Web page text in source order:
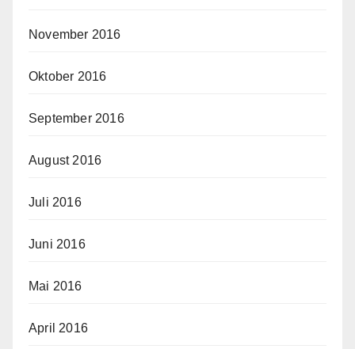
November 2016
Oktober 2016
September 2016
August 2016
Juli 2016
Juni 2016
Mai 2016
April 2016